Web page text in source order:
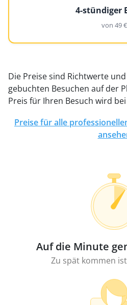
4-stündiger
von 49 €
Die Preise sind Richtwerte
gebuchten Besuchen auf der
Preis für Ihren Besuch wird
Preise für alle
Auf die Minute
Zu spät kommen